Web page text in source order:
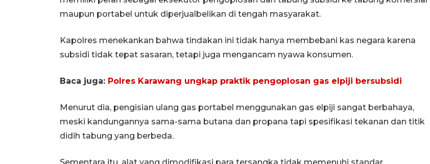
maupun portabel untuk diperjualbelikan di tengah masyarakat.
Kapolres menekankan bahwa tindakan ini tidak hanya membebani kas negara karena
subsidi tidak tepat sasaran, tetapi juga mengancam nyawa konsumen.
Baca juga: Polres Karawang ungkap praktik pengoplosan gas elpiji bersubsidi
Menurut dia, pengisian ulang gas portabel menggunakan gas elpiji sangat berbahaya,
meski kandungannya sama-sama butana dan propana tapi spesifikasi tekanan dan titik
didih tabung yang berbeda.
Sementara itu, alat yang dimodifikasi para tersangka tidak memenuhi standar
Setu tercemar limbah pabrik